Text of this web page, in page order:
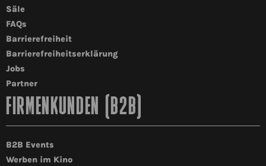
Säle
FAQs
Barrierefreiheit
Barrierefreiheitserklärung
Jobs
Partner
FIRMENKUNDEN (B2B)
B2B Events
Werben im Kino